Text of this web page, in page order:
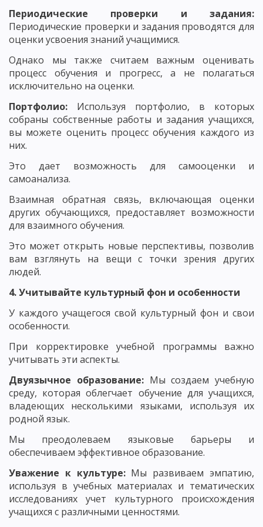
Периодические проверки и задания:
Периодические проверки и задания проводятся для
оценки усвоения знаний учащимися.
Однако мы также считаем важным оценивать
процесс обучения и прогресс, а не полагаться
исключительно на оценки.
Портфолио: Используя портфолио, в которых
собраны собственные работы и задания учащихся,
вы можете оценить процесс обучения каждого из
них.
Это дает возможность для самооценки и
самоанализа.
Взаимная обратная связь, включающая оценки
других обучающихся, предоставляет возможности
для взаимного обучения.
Это может открыть новые перспективы, позволив
вам взглянуть на вещи с точки зрения других
людей.
4. Учитывайте культурный фон и особенности
У каждого учащегося свой культурный фон и свои
особенности.
При корректировке учебной программы важно
учитывать эти аспекты.
Двуязычное образование: Мы создаем учебную
среду, которая облегчает обучение для учащихся,
владеющих несколькими языками, используя их
родной язык.
Мы преодолеваем языковые барьеры и
обеспечиваем эффективное образование.
Уважение к культуре: Мы развиваем эмпатию,
используя в учебных материалах и тематических
исследованиях учет культурного происхождения
учащихся с различными ценностями.